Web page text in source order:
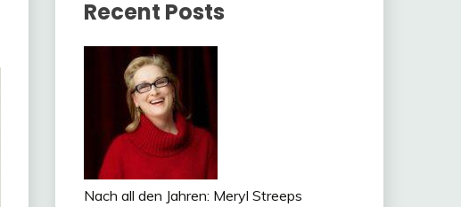
Recent Posts
Nach all den Jahren: Meryl Streeps